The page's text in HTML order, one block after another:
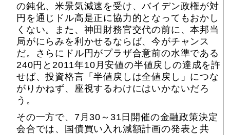
の鈍化、米景気減速を受け、バイデン政権が対
円を通じドル高是正に協力的となってもおかし
くない。また、神田財務官交代の前に、本邦当
局がにらみを利かせるならば、今がチャンス
だ。さらにドル円がプラザ合意前の水準である
240円と2011年10月安値の半値戻しの達成を許
せば、投資格言「半値戻しは全値戻し」につな
がりかねず、座視するわけにはいかないだろ
う。
その一方で、7月30～31日開催の金融政策決定
会合では、国債買い入れ減額計画の発表と共